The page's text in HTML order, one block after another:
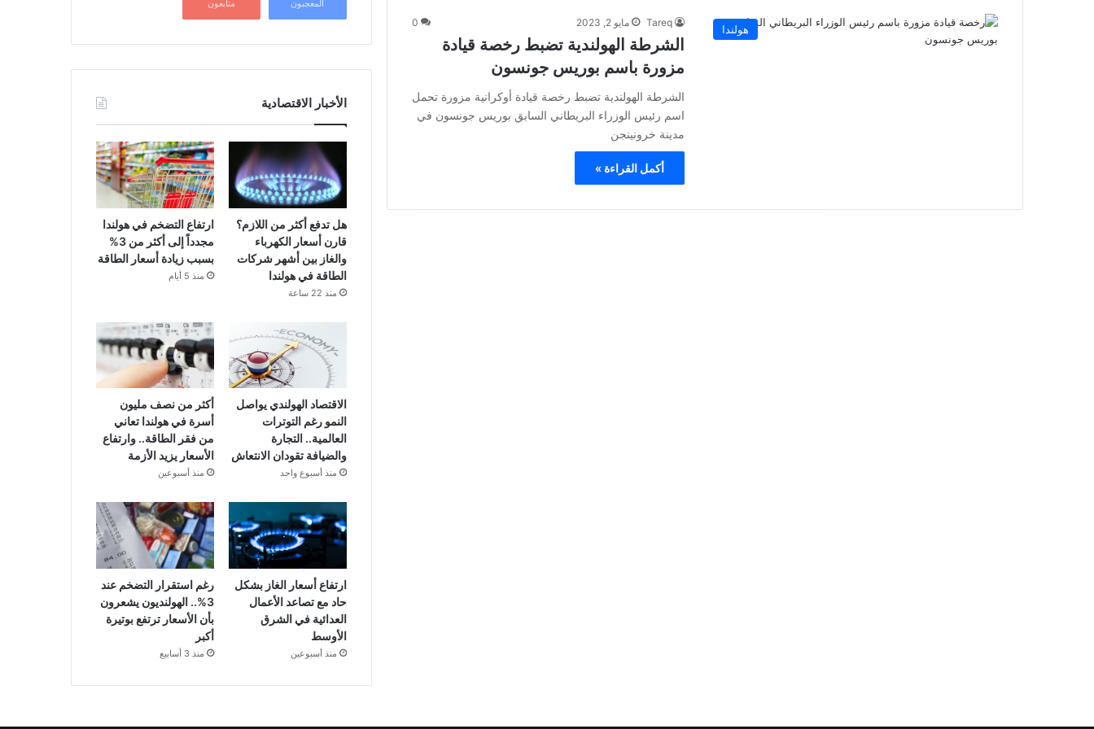
هولندا
Tareq مايو 2, 2023 0
الشرطة الهولندية تضبط رخصة قيادة
مزورة باسم بوريس جونسون
الشرطة الهولندية تضبط رخصة قيادة أوكرانية مزورة تحمل
اسم رئيس الوزراء البريطاني السابق بوريس جونسون في
مدينة خرونينجن
أكمل القراءة »
المعجبون متابعون
الأخبار الاقتصادية
هل تدفع أكثر من اللازم؟
قارن أسعار الكهرباء
والغاز بين أشهر شركات
الطاقة في هولندا
منذ 22 ساعة
ارتفاع التضخم في هولندا
مجدداً إلى أكثر من 3%
بسبب زيادة أسعار الطاقة
منذ 5 أيام
الاقتصاد الهولندي يواصل
النمو رغم التوترات
العالمية.. التجارة
والضيافة تقودان الانتعاش
منذ أسبوع واحد
أكثر من نصف مليون
أسرة في هولندا تعاني
من فقر الطاقة.. وارتفاع
الأسعار يزيد الأزمة
منذ أسبوعين
ارتفاع أسعار الغاز بشكل
حاد مع تصاعد الأعمال
العدائية في الشرق
الأوسط
منذ أسبوعين
رغم استقرار التضخم عند
3%.. الهولنديون يشعرون
بأن الأسعار ترتفع بوتيرة
أكبر
منذ 3 أسابيع